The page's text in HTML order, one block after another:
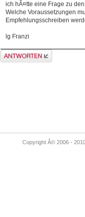
ich hÃ¤tte eine Frage zu
Welche Voraussetzungen
Empfehlungsschreiben
lg Franzi
Antwort erstellen
Copyright Â© 2006 -